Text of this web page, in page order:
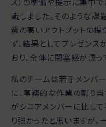
識しました。そのような課
質の高いアウトプットの
ず、結果としてプレゼン
おり、全体に閉塞感が漂っ
私のチームは若手メンバ
に、事務的な作業の割り
がシニアメンバーに比し
り強かったと思いますが